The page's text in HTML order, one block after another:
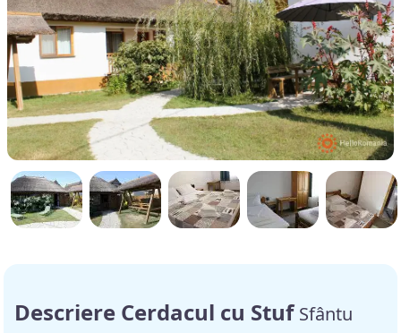
Descriere Cerdacul cu StufSfântu